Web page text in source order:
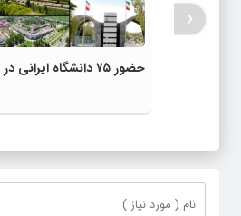
حضور ۷۵ دانشگاه ایرانی در تایمز ۲۰۲۷
‹